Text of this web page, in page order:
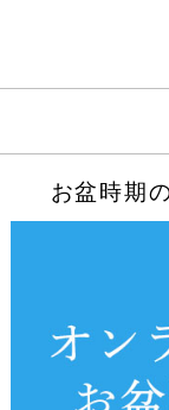
お盆時期